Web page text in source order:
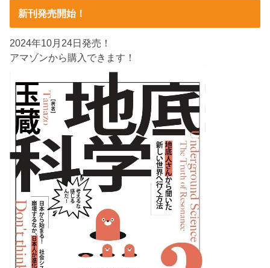
新刊発売開始！
2024年10月24日発売！
アマゾンから購入できます！